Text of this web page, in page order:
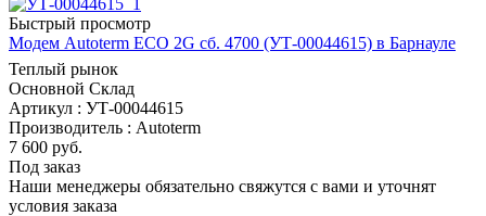
Быстрый просмотр
Модем Autoterm ECO 2G сб. 4700 (УТ-00044615) в Барнауле
Теплый рынок
Основной Склад
Артикул : УТ-00044615
Производитель : Autoterm
7 600 руб.
Под заказ
Наши менеджеры обязательно свяжутся с вами и уточнят
условия заказа